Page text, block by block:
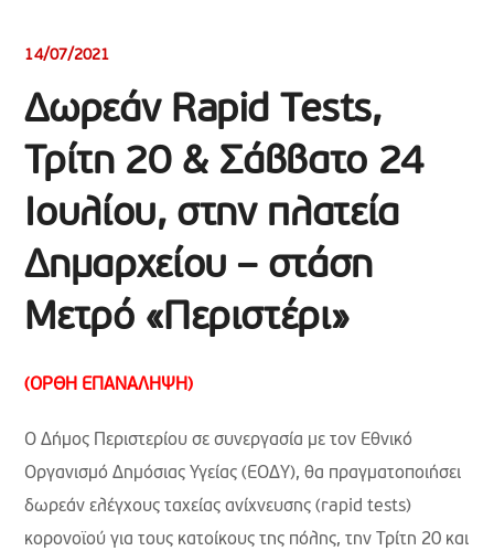
14/07/2021
Δωρεάν Rapid Tests,
Τρίτη 20 & Σάββατο 24
Ιουλίου, στην πλατεία
Δημαρχείου – στάση
Μετρό «Περιστέρι»
(ΟΡΘΗ ΕΠΑΝΑΛΗΨΗ)
Ο Δήμος Περιστερίου σε συνεργασία με τον Εθνικό
Οργανισμό Δημόσιας Υγείας (ΕΟΔΥ), θα πραγματοποιήσει
δωρεάν ελέγχους ταχείας ανίχνευσης (rapid tests)
κορονοϊού για τους κατοίκους της πόλης, την Τρίτη 20 και